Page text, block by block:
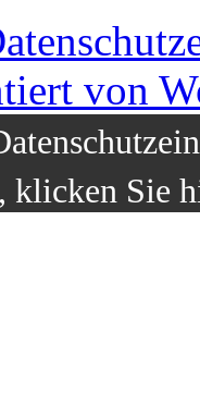
von
klicken Sie